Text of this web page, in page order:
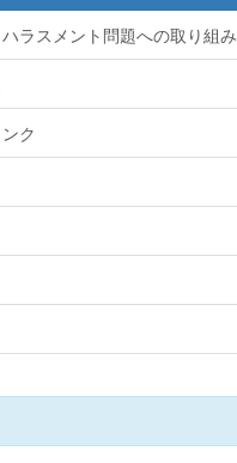
ラスメント問題への取り組み
ク